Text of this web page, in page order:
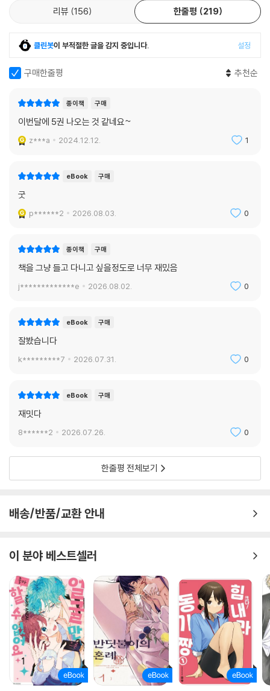
리뷰 156 한줄평 219
클린봇이 부적절한 글을 감지 중입니다. 설정
구매한줄평 추천순
종이책 구매
이번달에 5권 나오는 것 같네요~
z***a 2024.12.12. 1
eBook 구매
굿
p******2 2026.08.03. 0
종이책 구매
책을 그냥 들고 다니고 싶을정도로 너무 재밌음
j*************e 2026.08.02. 0
eBook 구매
잘봤습니다
k*********7 2026.07.31. 0
eBook 구매
재밋다
8******2 2026.07.26. 0
한줄평 전체보기
배송/반품/교환 안내
이 분야 베스트셀러